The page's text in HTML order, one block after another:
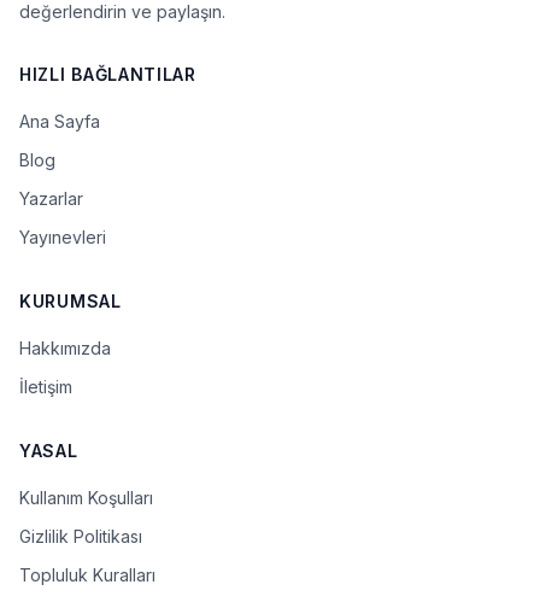
değerlendirin ve paylaşın.
HIZLI BAĞLANTILAR
Ana Sayfa
Blog
Yazarlar
Yayınevleri
KURUMSAL
Hakkımızda
İletişim
YASAL
Kullanım Koşulları
Gizlilik Politikası
Topluluk Kuralları